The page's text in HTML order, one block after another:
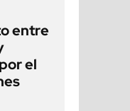
entre
el